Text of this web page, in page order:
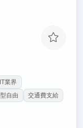
IT業界
自由 交通費支給